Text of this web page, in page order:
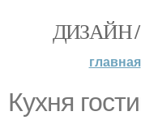
ДИЗАЙН
главная
Кухня